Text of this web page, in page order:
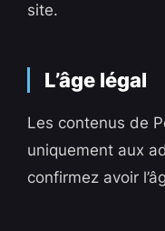
site.
L’âge légal
Les contenus de
uniquement aux
confirmez avoir